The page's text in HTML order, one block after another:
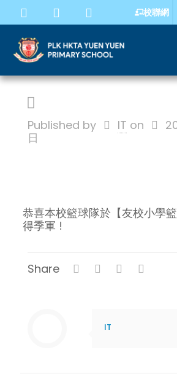
校聯網
Published by IT on
日
恭喜本校籃球隊於【友校小學
得季軍 !
Share
IT